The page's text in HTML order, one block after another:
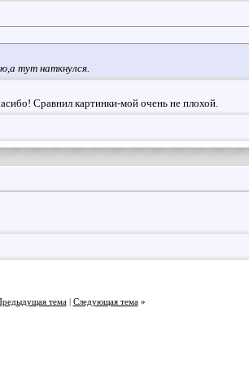
тут наткнулся.
Сравнил картинки-мой очень не плохой.
тема| Следующая тема »